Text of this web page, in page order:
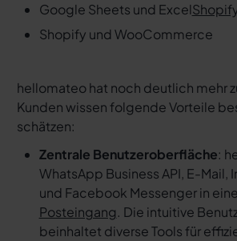
Google Sheets und Excel
Shopify und WooCommerce
hellomateo hat noch deutlich mehr
Kunden wissen folgende Vorteile
schätzen:
Zentrale Benutzeroberfläche:
WhatsApp Business API, E-Mail,
und Facebook Messenger in
Posteingang. Die intuitive
beinhaltet diverse Tools für